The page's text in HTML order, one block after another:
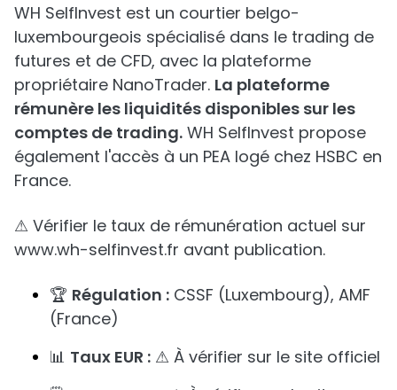
WH SelfInvest est un courtier belgo-
luxembourgeois spécialisé dans le trading de
futures et de CFD, avec la plateforme
propriétaire NanoTrader. La plateforme
rémunère les liquidités disponibles sur les
comptes de trading. WH SelfInvest propose
également l'accès à un PEA logé chez HSBC en
France.
⚠ Vérifier le taux de rémunération actuel sur
www.wh-selfinvest.fr avant publication.
🏆 Régulation : CSSF (Luxembourg), AMF
(France)
📊 Taux EUR : ⚠ À vérifier sur le site officiel